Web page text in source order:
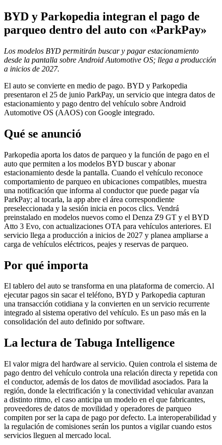
BYD y Parkopedia integran el pago de
parqueo dentro del auto con «ParkPay»
Los modelos BYD permitirán buscar y pagar estacionamiento
desde la pantalla sobre Android Automotive OS; llega a producción
a inicios de 2027.
El auto se convierte en medio de pago. BYD y Parkopedia
presentaron el 25 de junio ParkPay, un servicio que integra datos de
estacionamiento y pago dentro del vehículo sobre Android
Automotive OS (AAOS) con Google integrado.
Qué se anunció
Parkopedia aporta los datos de parqueo y la función de pago en el
auto que permiten a los modelos BYD buscar y abonar
estacionamiento desde la pantalla. Cuando el vehículo reconoce
comportamiento de parqueo en ubicaciones compatibles, muestra
una notificación que informa al conductor que puede pagar vía
ParkPay; al tocarla, la app abre el área correspondiente
preseleccionada y la sesión inicia en pocos clics. Vendrá
preinstalado en modelos nuevos como el Denza Z9 GT y el BYD
Atto 3 Evo, con actualizaciones OTA para vehículos anteriores. El
servicio llega a producción a inicios de 2027 y planea ampliarse a
carga de vehículos eléctricos, peajes y reservas de parqueo.
Por qué importa
El tablero del auto se transforma en una plataforma de comercio. Al
ejecutar pagos sin sacar el teléfono, BYD y Parkopedia capturan
una transacción cotidiana y la convierten en un servicio recurrente
integrado al sistema operativo del vehículo. Es un paso más en la
consolidación del auto definido por software.
La lectura de Tabuga Intelligence
El valor migra del hardware al servicio. Quien controla el sistema de
pago dentro del vehículo controla una relación directa y repetida con
el conductor, además de los datos de movilidad asociados. Para la
región, donde la electrificación y la conectividad vehicular avanzan
a distinto ritmo, el caso anticipa un modelo en el que fabricantes,
proveedores de datos de movilidad y operadores de parqueo
compiten por ser la capa de pago por defecto. La interoperabilidad y
la regulación de comisiones serán los puntos a vigilar cuando estos
servicios lleguen al mercado local.